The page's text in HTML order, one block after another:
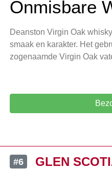
Onmisbare
Deanston Virgin Oak
smaak en karakter. Het
zogenaamde Virgin Oak
#6 GLEN